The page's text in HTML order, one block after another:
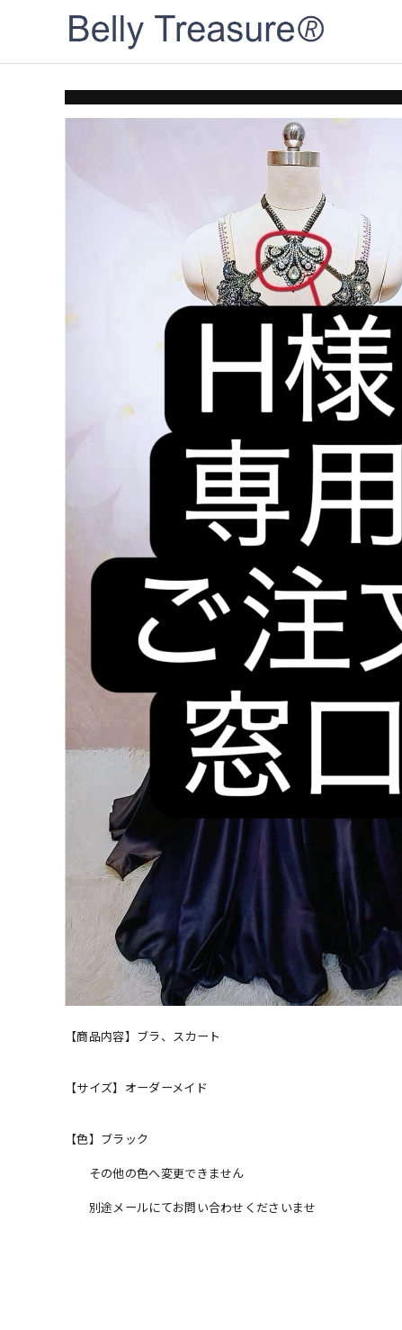
【商品内容】ブラ、スカート
【サイズ】オーダーメイド
【色】ブラック
その他の色へ変更できません
別途メールにてお問い合わせくださいませ